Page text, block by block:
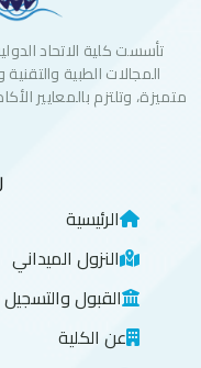
المجالات الطبية
متميزة، وتلتزم بالمعايير
الرئيسية
النزول الميداني
القبول والتسجيل
عن الكلية